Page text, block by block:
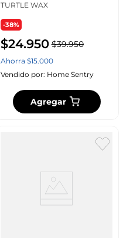
TURTLE WAX
-38%
$24.950 $39.950
Ahorra $15.000
Vendido por: Home Sentry
Agregar